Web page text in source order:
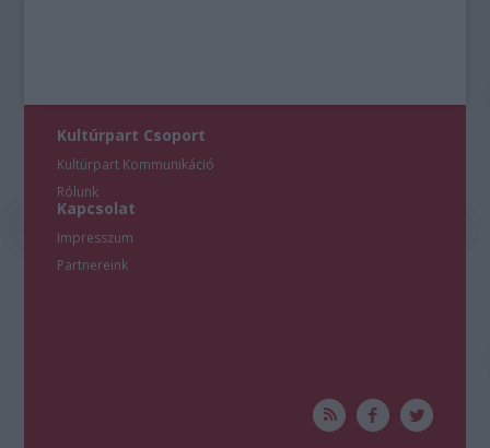
Kultúrpart Csoport
Kultúrpart Kommunikáció
Rólunk
Kapcsolat
Impresszum
Partnereink